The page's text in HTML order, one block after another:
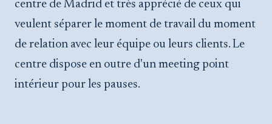
centre de Madrid et très apprécié de ceux qui
veulent séparer le moment de travail du moment
de relation avec leur équipe ou leurs clients. Le
centre dispose en outre d'un meeting point
intérieur pour les pauses.